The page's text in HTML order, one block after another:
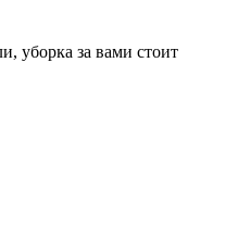
уборка за вами стоит